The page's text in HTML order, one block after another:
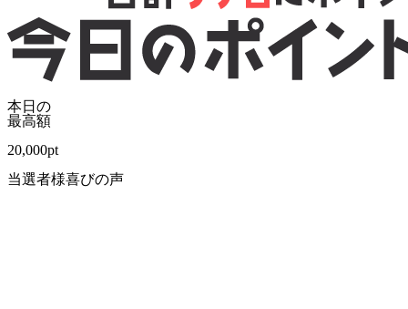
本日の
最高額
20,000pt
当選者様喜びの声